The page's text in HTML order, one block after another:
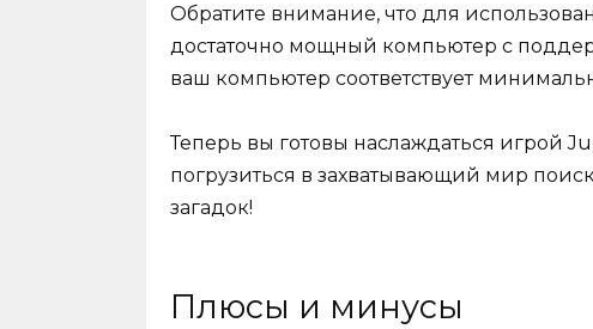
Обратите внимание, что для
достаточно мощный компьютер с
ваш компьютер соответствует
Теперь вы готовы наслаждаться игрой
погрузиться в захватывающий мир
загадок!
Плюсы и минусы